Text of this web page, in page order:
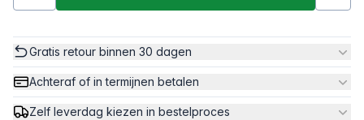
Gratis retour binnen 30 dagen
Achteraf of in termijnen betalen
Zelf leverdag kiezen in bestelproces